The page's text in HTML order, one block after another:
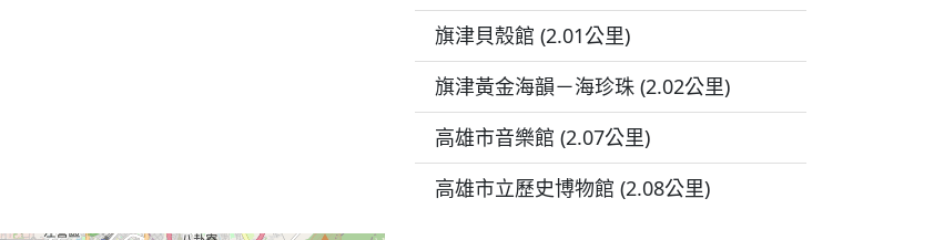
旗津貝殼館 (2.01公里)
旗津黃金海韻－海珍珠 (2.02公里)
高雄市音樂館 (2.07公里)
高雄市立歷史博物館 (2.08公里)